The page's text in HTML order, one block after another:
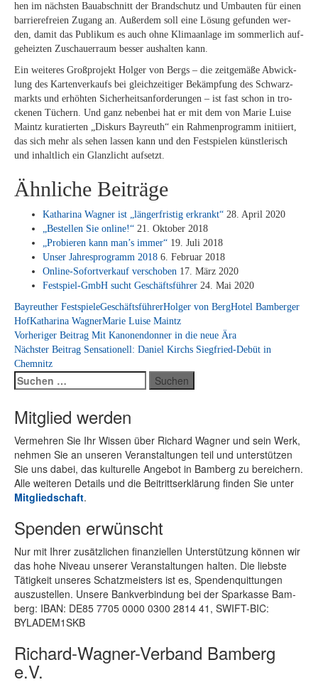
hen im nächs­ten Bau­ab­schnitt der Brand­schutz und Um­bau­ten für ei­nen
bar­rie­re­frei­en Zu­gang an. Au­ßer­dem soll eine Lö­sung ge­fun­den wer­
den, da­mit das Pu­bli­kum es auch ohne Kli­ma­an­la­ge im som­mer­lich auf­
ge­heiz­ten Zu­schau­er­raum bes­ser aus­hal­ten kann.
Ein wei­te­res Groß­pro­jekt Hol­ger von Bergs – die zeit­ge­mä­ße Ab­wick­
lung des Kar­ten­ver­kaufs bei gleich­zei­ti­ger Be­kämp­fung des Schwarz­
markts und er­höh­ten Si­cher­heits­an­for­de­run­gen – ist fast schon in tro­
cke­nen Tü­chern. Und ganz ne­ben­bei hat er mit dem von Ma­rie Lui­se
Maintz ku­ra­tier­ten „Dis­kurs Bay­reuth“ ein Rah­men­pro­gramm in­iti­iert,
das sich mehr als se­hen las­sen kann und den Fest­spie­len künst­le­risch
und in­halt­lich ein Glanz­licht aufsetzt.
Ähnliche Beiträge
Ka­tha­ri­na Wag­ner ist „län­ger­fris­tig er­krankt“ 28. April 2020
„Be­stel­len Sie on­line!“ 21. Ok­to­ber 2018
„Pro­bie­ren kann man’s im­mer“ 19. Juli 2018
Un­ser Jah­res­pro­gramm 2018 6. Fe­bru­ar 2018
On­line-So­fort­ver­kauf ver­scho­ben 17. März 2020
Fest­spiel-GmbH sucht Ge­schäfts­füh­rer 24. Mai 2020
Bayreuther FestspieleGeschäftsführerHolger von BergHotel Bamberger
HofKatharina WagnerMarie Luise Maintz
Beitragsnavigation
Vorheriger Beitrag Mit Kanonendonner in die neue Ära
Nächster Beitrag Sensationell: Daniel Kirchs Siegfried-Debüt in
Chemnitz
Suchen
nach:
Mitglied werden
Ver­meh­ren Sie Ihr Wis­sen über Ri­chard Wag­ner und sein Werk,
neh­men Sie an un­se­ren Ver­an­stal­tun­gen teil und un­ter­stüt­zen
Sie uns da­bei, das kul­tu­rel­le An­ge­bot in Bam­berg zu be­rei­chern.
Alle wei­te­ren De­tails und die Bei­tritts­er­klä­rung fin­den Sie un­ter
Mit­glied­schaft.
Spenden erwünscht
Nur mit Ih­rer zu­sätz­li­chen fi­nan­zi­el­len Un­ter­stüt­zung kön­nen wir
das hohe Ni­veau un­se­rer Ver­an­stal­tun­gen hal­ten. Die liebs­te
Tä­tig­keit un­se­res Schatz­meis­ters ist es, Spen­den­quit­tun­gen
aus­zu­stel­len. Un­se­re Bank­ver­bin­dung bei der Spar­kas­se Bam­
berg: IBAN: DE85 7705 0000 0300 2814 41, SWIFT-BIC:
BYLADEM1SKB
Richard-Wagner-Verband Bamberg
e.V.